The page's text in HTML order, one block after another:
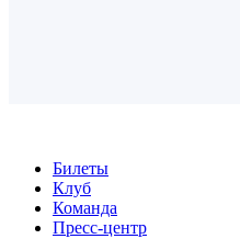
Билеты
Клуб
Команда
Пресс-центр